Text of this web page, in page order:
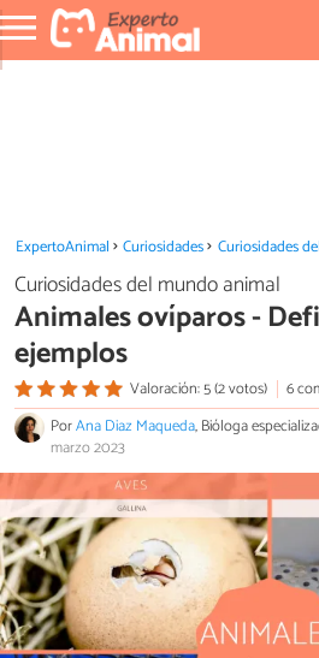
ExpertoAnimal Curiosidades Curiosidades
Curiosidades del mundo animal
Animales ovíparos -
ejemplos
Valoración: 5 (2 votos)
6
PorAna Diaz Maqueda, Bióloga
marzo 2023